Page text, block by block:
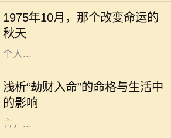
1975年10月，那个改变命运的
秋天
褪去夏日的喧嚣，进入一种宁静的状
态。在这样一个季节，很多人都感受
到了一种新的开始，尤其是在家庭和
个人...
浅析“劫财入命”的命格与生活中
的影响
在命理学中，劫财是一种不容忽视的
重要因素。它不仅代表着某种特定的
命格，还暗示着个人在财富和人际关
系方面的特征。特别是对于女性而
言，...
在中华传统文化中，五行理论对人的